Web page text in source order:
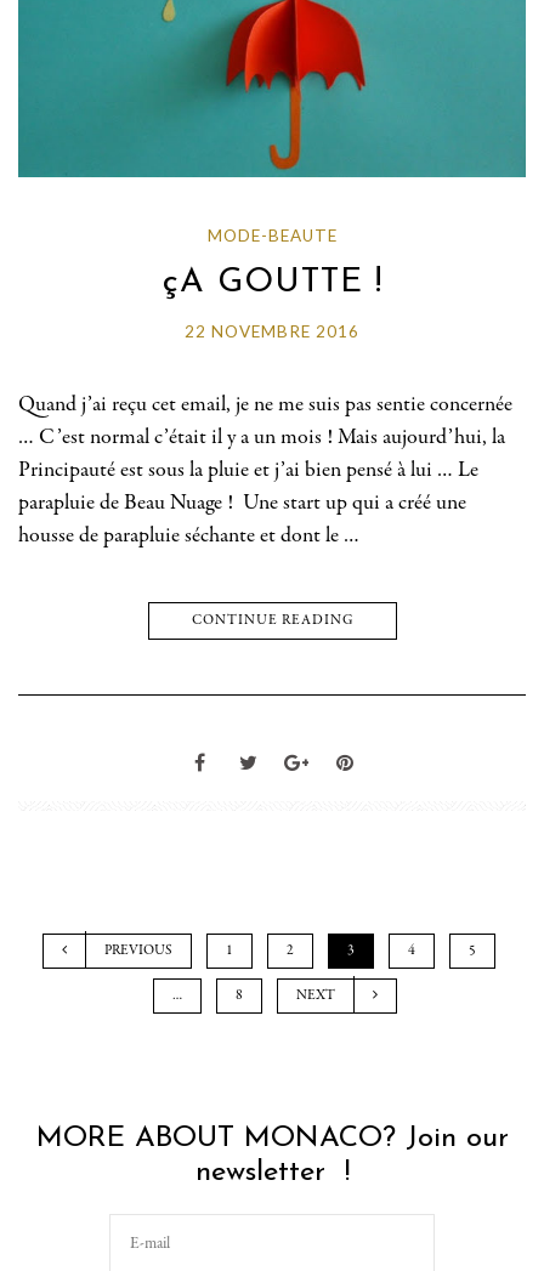
MODE-BEAUTE
çA GOUTTE !
22 NOVEMBRE 2016
Quand j’ai reçu cet email, je ne me suis pas sentie concernée
… C’est normal c’était il y a un mois ! Mais aujourd’hui, la
Principauté est sous la pluie et j’ai bien pensé à lui … Le
parapluie de Beau Nuage ! Une start up qui a créé une
housse de parapluie séchante et dont le …
CONTINUE READING
PREVIOUS 1 2 3 4 5
… 8 NEXT
MORE ABOUT MONACO? Join our
newsletter !